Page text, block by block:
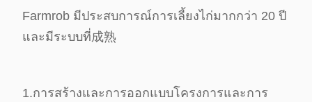
Farmrob มีประสบการณ์การเลี้ยงไก่มากกว่า 20 ปี
และมีระบบที่成熟
1.การสร้างและการออกแบบโครงการและการ